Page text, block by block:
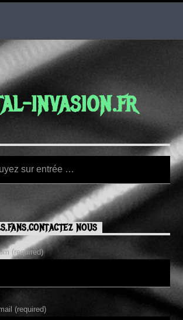
INVASION.FR
NOUS
(required)
(required)